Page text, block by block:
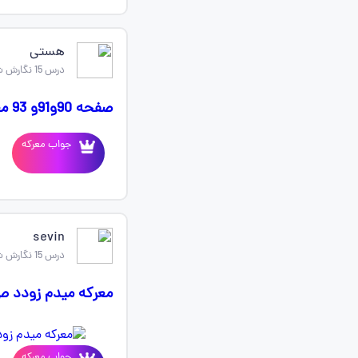
هستی
درس 15 نگارش ششم
صفحه 90و91و 93 معرکه میدم 🌼 🌼
جواب معرکه
sevin
درس 15 نگارش ششم
معرکه میدم زودد